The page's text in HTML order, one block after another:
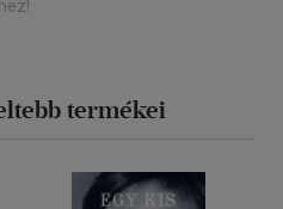
termékei